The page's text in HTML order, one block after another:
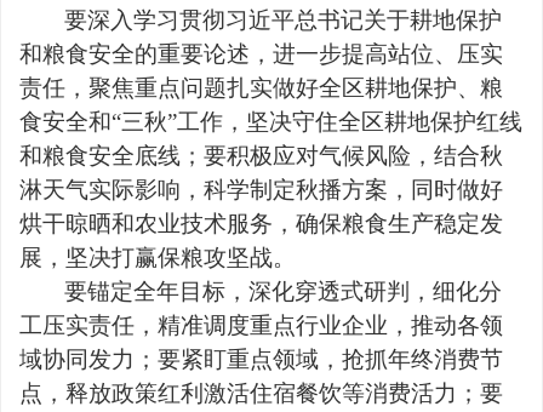
要深入学习贯彻习近平总书记关于耕地保护
和粮食安全的重要论述，进一步提高站位、压实
责任，聚焦重点问题扎实做好全区耕地保护、粮
食安全和“三秋”工作，坚决守住全区耕地保护红线
和粮食安全底线；要积极应对气候风险，结合秋
淋天气实际影响，科学制定秋播方案，同时做好
烘干晾晒和农业技术服务，确保粮食生产稳定发
展，坚决打赢保粮攻坚战。
要锚定全年目标，深化穿透式研判，细化分
工压实责任，精准调度重点行业企业，推动各领
域协同发力；要紧盯重点领域，抢抓年终消费节
点，释放政策红利激活住宿餐饮等消费活力；要